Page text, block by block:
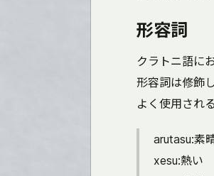
形容詞
クラトニ語に
形容詞は修飾
よく使用され
arutasu:素
xesu:熱い